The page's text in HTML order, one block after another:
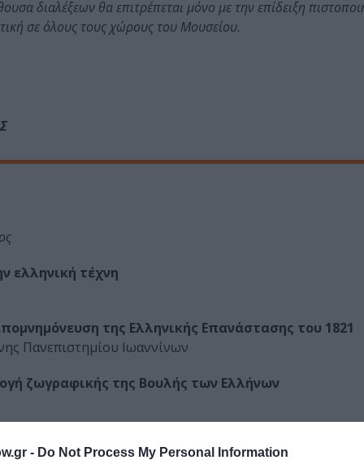
- Do Not Process My Personal Information
διαλέξεων θα επιτρέπεται μόνο με την επίδειξη
σε όλους τους χώρους του Μουσείου.
ελληνική τέχνη
της Ελληνικής Επανάστασης του 1821
Πανεπιστημίου Ιωαννίνων
ζωγραφικής της Βουλής των Ελλήνων
από τους καλλιτέχνες της Εθνικής Αντίστασης